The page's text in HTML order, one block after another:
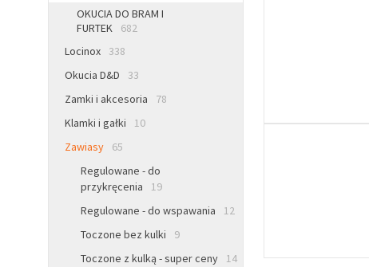
OKUCIA DO BRAM I
FURTEK
682
Locinox
338
Okucia D&D
33
Zamki i akcesoria
78
Klamki i gałki
10
Zawiasy
65
Regulowane - do
przykręcenia
19
Regulowane - do wspawania
12
Toczone bez kulki
9
Toczone z kulką - super ceny
14